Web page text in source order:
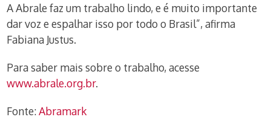
A Abrale faz um trabalho lindo, e é muito importante
dar voz e espalhar isso por todo o Brasil”, afirma
Fabiana Justus.
Para saber mais sobre o trabalho, acesse
www.abrale.org.br.
Fonte:Abramark